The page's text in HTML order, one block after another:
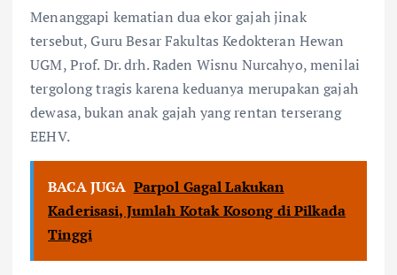
Menanggapi kematian dua ekor gajah jinak
tersebut, Guru Besar Fakultas Kedokteran Hewan
UGM, Prof. Dr. drh. Raden Wisnu Nurcahyo, menilai
tergolong tragis karena keduanya merupakan gajah
dewasa, bukan anak gajah yang rentan terserang
EEHV.
BACA JUGA Parpol Gagal Lakukan
Kaderisasi, Jumlah Kotak Kosong di Pilkada
Tinggi